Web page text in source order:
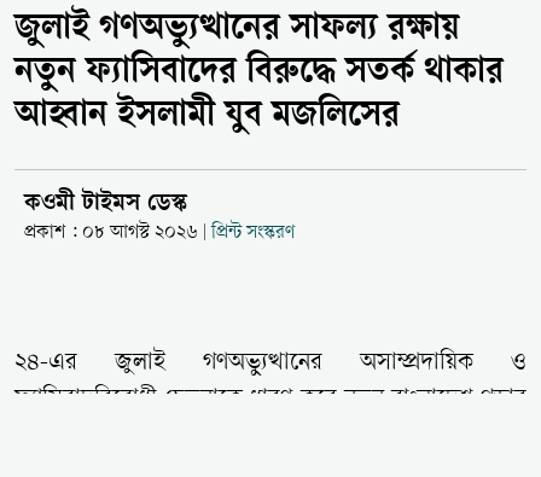
জুলাই গণঅভ্যুত্থানের সাফল্য রক্ষায়
নতুন ফ্যাসিবাদের বিরুদ্ধে সতর্ক থাকার
আহ্বান ইসলামী যুব মজলিসের
কওমী টাইমস ডেস্ক
প্রকাশ : ০৮ আগস্ট ২০২৬ | প্রিন্ট সংস্করণ
২৪-এর জুলাই গণঅভ্যুত্থানের অসাম্প্রদায়িক ও
ফ্যাসিবাদবিরোধী চেতনাকে ধারণ করে নতুন বাংলাদেশ গড়ার